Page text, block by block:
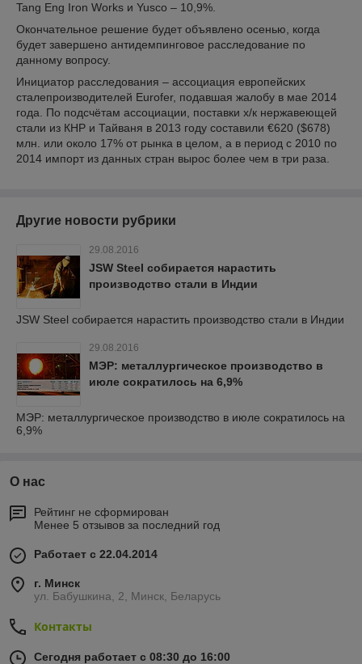
Tang Eng Iron Works и Yusco – 10,9%.
Окончательное решение будет объявлено осенью, когда
будет завершено антидемпинговое расследование по
данному вопросу.
Инициатор расследования – ассоциация европейских
сталепроизводителей Eurofer, подавшая жалобу в мае 2014
года. По подсчётам ассоциации, поставки х/к нержавеющей
стали из КНР и Тайваня в 2013 году составили €620 ($678)
млн. или около 17% от рынка в целом, а в период с 2010 по
2014 импорт из данных стран вырос более чем в три раза.
Другие новости рубрики
29.08.2016
JSW Steel собирается нарастить
производство стали в Индии
JSW Steel собирается нарастить производство стали в Индии
29.08.2016
МЭР: металлургическое производство в
июле сократилось на 6,9%
МЭР: металлургическое производство в июле сократилось на
6,9%
О нас
Рейтинг не сформирован
Менее 5 отзывов за последний год
Работает с 22.04.2014
г. Минск
ул. Бабушкина, 2, Минск, Беларусь
Контакты
Сегодня работает с 08:30 до 16:00